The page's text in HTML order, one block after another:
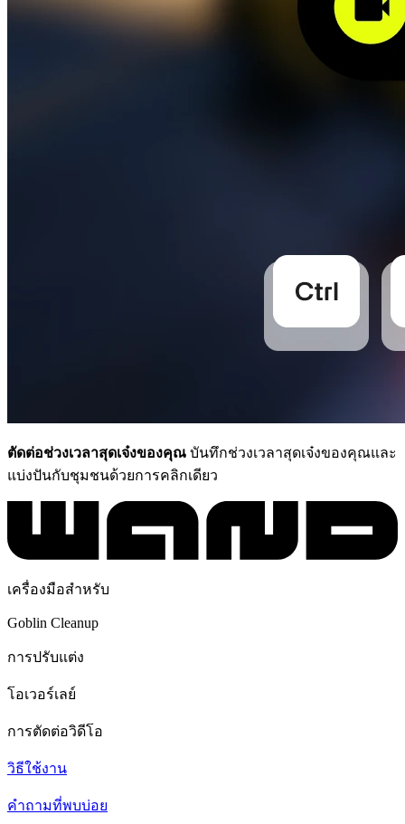
ตัดต่อช่วงเวลาสุดเจ๋งของคุณ บันทึกช่วงเวลาสุดเจ๋งของคุณและ
แบ่งปันกับชุมชนด้วยการคลิกเดียว
เครื่องมือสำหรับ
Goblin Cleanup
การปรับแต่ง
โอเวอร์เลย์
การตัดต่อวิดีโอ
วิธีใช้งาน
คำถามที่พบบ่อย